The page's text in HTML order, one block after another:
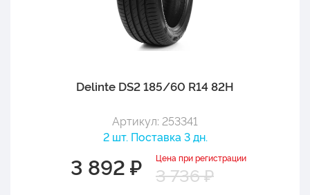
Delinte DS2 185/60 R14 82H
Артикул: 253341
2 шт. Поставка 3 дн.
3 892 ₽ Цена при регистрации
3 736 ₽